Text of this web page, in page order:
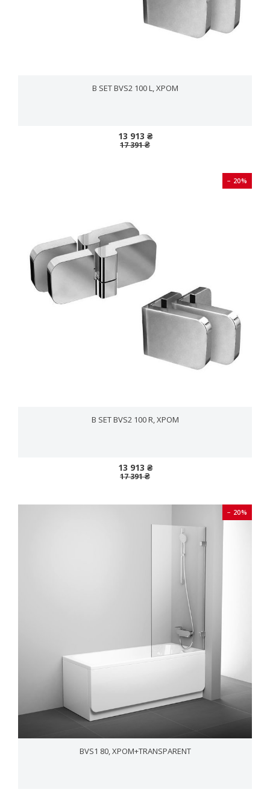
B SET BVS2 100 L, ХРОМ
13 913 ₴
17 391 ₴
− 20%
B SET BVS2 100 R, ХРОМ
13 913 ₴
17 391 ₴
− 20%
BVS1 80, ХРОМ+TRANSPARENT